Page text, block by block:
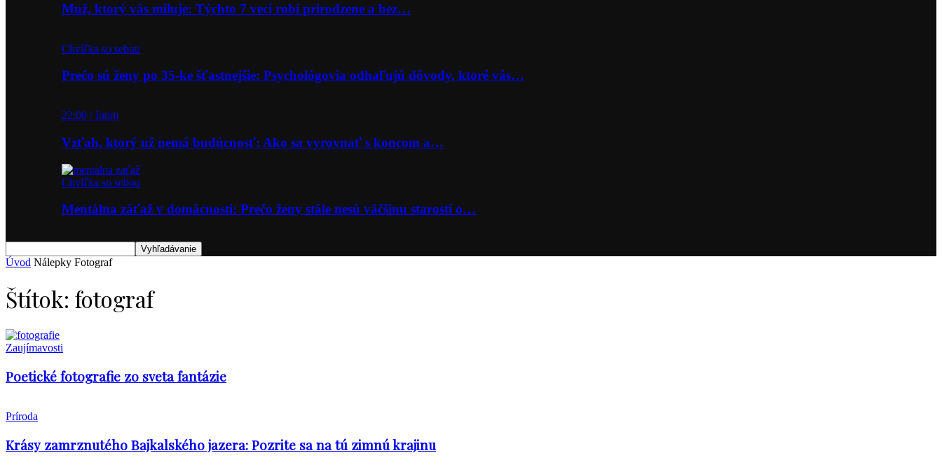
Muž, ktorý vás miluje: Týchto 7 vecí robí prirodzene a bez…
Chvíľka so sebou
Prečo sú ženy po 35-ke šťastnejšie: Psychológovia odhaľujú dôvody, ktoré vás…
22:00 / Intim
Vzťah, ktorý už nemá budúcnosť: Ako sa vyrovnať s koncom a…
Chvíľka so sebou
Mentálna záťaž v domácnosti: Prečo ženy stále nesú väčšinu starostí o…
Úvod Nálepky Fotograf
Štítok: fotograf
Zaujímavosti
Poetické fotografie zo sveta fantázie
Príroda
Krásy zamrznutého Bajkalského jazera: Pozrite sa na tú zimnú krajinu